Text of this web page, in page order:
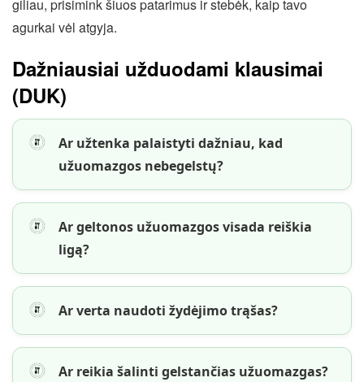
giliau, prisimink šiuos patarimus ir stebėk, kaip tavo
agurkai vėl atgyja.
Dažniausiai užduodami klausimai
(DUK)
Ar užtenka palaistyti dažniau, kad
užuomazgos nebegelstų?
Ar geltonos užuomazgos visada reiškia
ligą?
Ar verta naudoti žydėjimo trąšas?
Ar reikia šalinti gelstančias užuomazgas?